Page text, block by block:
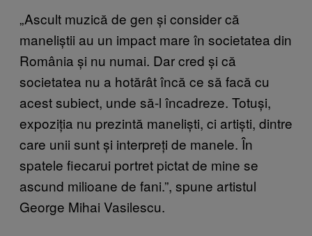
„Ascult muzică de gen și consider că
maneliștii au un impact mare în societatea din
România și nu numai. Dar cred și că
societatea nu a hotărât încă ce să facă cu
acest subiect, unde să-l încadreze. Totuși,
expoziția nu prezintă maneliști, ci artiști, dintre
care unii sunt și interpreți de manele. În
spatele fiecarui portret pictat de mine se
ascund milioane de fani.”, spune artistul
George Mihai Vasilescu.